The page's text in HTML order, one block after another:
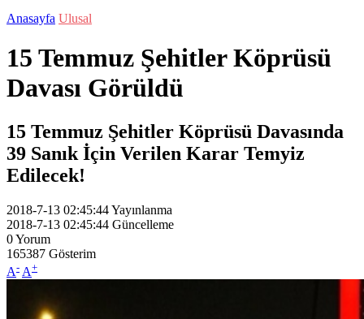
Anasayfa Ulusal
15 Temmuz Şehitler Köprüsü
Davası Görüldü
15 Temmuz Şehitler Köprüsü Davasında
39 Sanık İçin Verilen Karar Temyiz
Edilecek!
2018-7-13 02:45:44Yayınlanma
2018-7-13 02:45:44 Güncelleme
0Yorum
165387 Gösterim
A- A+